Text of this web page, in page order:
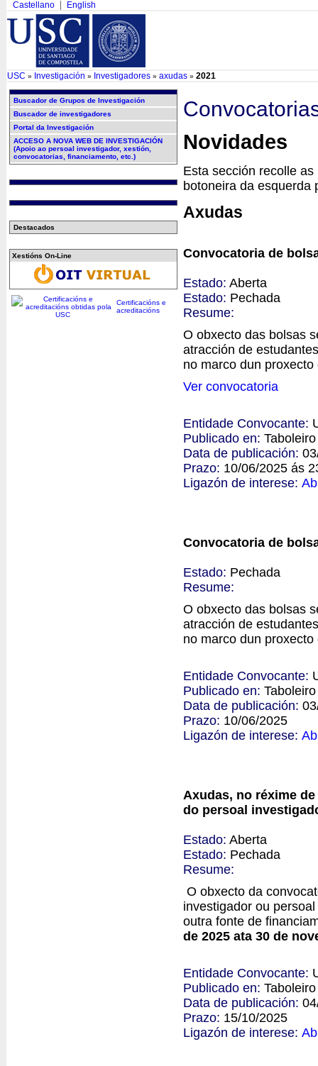
Castellano English
USC » Investigación » Investigadores » axudas » 2021
Buscador de Grupos de Investigación
Buscador de investigadores
Portal da Investigación
ACCESO A NOVA WEB DE INVESTIGACIÓN
(Apoio ao persoal investigador, xestión,
convocatorias, financiamento, etc.)
Destacados
Xestións On-Line
Certificacións e
acreditacións
Novidades
Esta sección recolle
botoneira da esquerda
Axudas
Convocatoria de
Estado: Aberta
Estado: Pechada
Resume:
O obxecto das bolsas
atracción de
no marco dun
Ver convocatoria
Entidade Convocante:
Publicado en:
Data de publicación:
Prazo: 10/06/2025 ás
Ligazón de interese:
Convocatoria de
Estado: Pechada
Resume:
O obxecto das bolsas
atracción de
no marco dun
Entidade Convocante:
Publicado en:
Data de publicación:
Prazo: 10/06/2025
Ligazón de interese:
Axudas, no réxime
do persoal
Estado: Aberta
Estado: Pechada
Resume:
O obxecto da
investigador ou
outra fonte de
de 2025 ata 30 de
Entidade Convocante:
Publicado en:
Data de publicación:
Prazo: 15/10/2025
Ligazón de interese: